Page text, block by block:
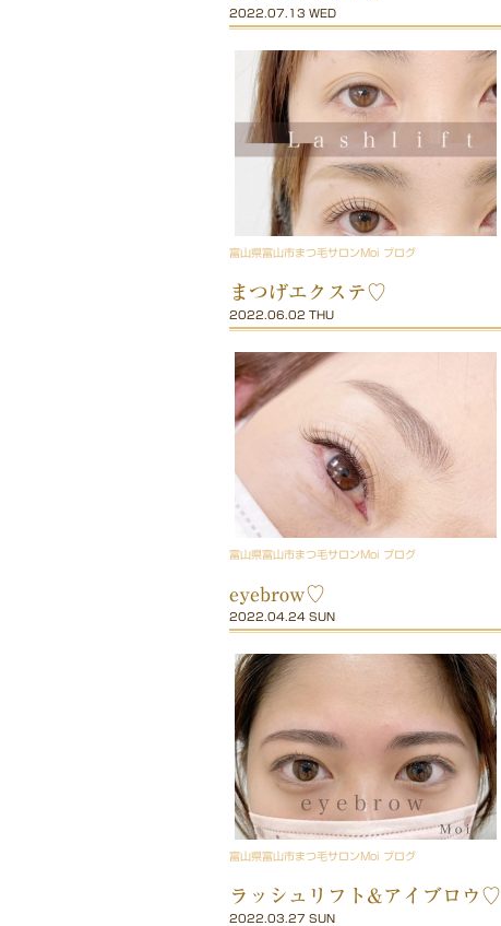
2022.07.13 WED
富山県富山市まつ毛サロンMoi ブログ
まつげエクステ♡
2022.06.02 THU
富山県富山市まつ毛サロンMoi ブログ
eyebrow♡
2022.04.24 SUN
富山県富山市まつ毛サロンMoi ブログ
ラッシュリフト&アイブロウ♡
2022.03.27 SUN